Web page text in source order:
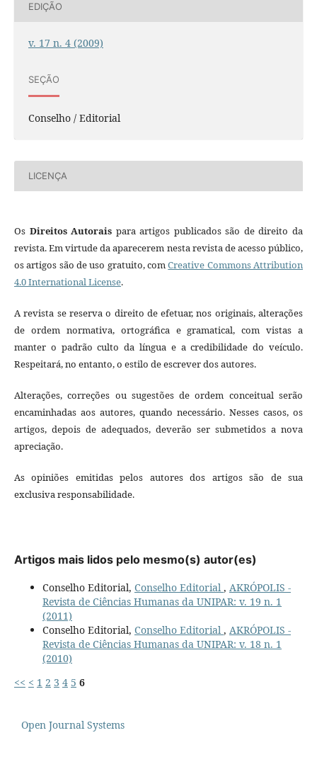
EDIÇÃO
v. 17 n. 4 (2009)
SEÇÃO
Conselho / Editorial
LICENÇA
Os Direitos Autorais para artigos publicados são de direito da
revista. Em virtude da aparecerem nesta revista de acesso público,
os artigos são de uso gratuito, comCreative Commons Attribution
4.0 International License.
A revista se reserva o direito de efetuar, nos originais, alterações
de ordem normativa, ortográfica e gramatical, com vistas a
manter o padrão culto da língua e a credibilidade do veículo.
Respeitará, no entanto, o estilo de escrever dos autores.
Alterações, correções ou sugestões de ordem conceitual serão
encaminhadas aos autores, quando necessário. Nesses casos, os
artigos, depois de adequados, deverão ser submetidos a nova
apreciação.
As opiniões emitidas pelos autores dos artigos são de sua
exclusiva responsabilidade.
Artigos mais lidos pelo mesmo(s) autor(es)
Conselho Editorial, Conselho Editorial , AKRÓPOLIS -
Revista de Ciências Humanas da UNIPAR: v. 19 n. 1
(2011)
Conselho Editorial, Conselho Editorial , AKRÓPOLIS -
Revista de Ciências Humanas da UNIPAR: v. 18 n. 1
(2010)
<< < 1 2 3 4 5 6
Open Journal Systems